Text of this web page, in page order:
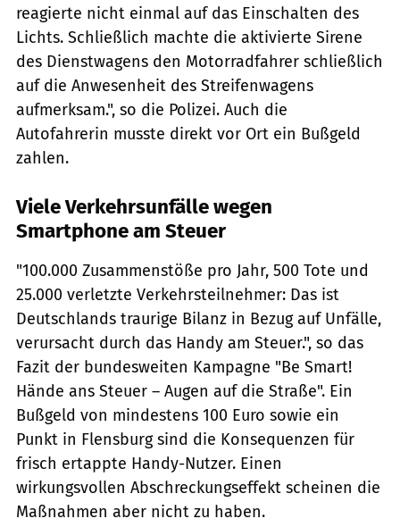
reagierte nicht einmal auf das Einschalten des
Lichts. Schließlich machte die aktivierte Sirene
des Dienstwagens den Motorradfahrer schließlich
auf die Anwesenheit des Streifenwagens
aufmerksam.", so die Polizei. Auch die
Autofahrerin musste direkt vor Ort ein Bußgeld
zahlen.
Viele Verkehrsunfälle wegen
Smartphone am Steuer
"100.000 Zusammenstöße pro Jahr, 500 Tote und
25.000 verletzte Verkehrsteilnehmer: Das ist
Deutschlands traurige Bilanz in Bezug auf Unfälle,
verursacht durch das Handy am Steuer.", so das
Fazit der bundesweiten Kampagne "Be Smart!
Hände ans Steuer – Augen auf die Straße". Ein
Bußgeld von mindestens 100 Euro sowie ein
Punkt in Flensburg sind die Konsequenzen für
frisch ertappte Handy-Nutzer. Einen
wirkungsvollen Abschreckungseffekt scheinen die
Maßnahmen aber nicht zu haben.